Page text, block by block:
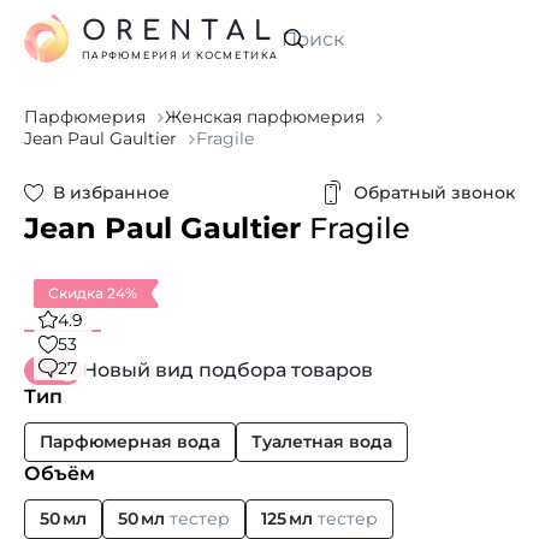
Искать
ORENTAL
ПАРФЮМЕРИЯ И КОСМЕТИКА
Парфюмерия
Женская парфюмерия
Jean Paul Gaultier
Fragile
В избранное Обратный звонок
Jean Paul Gaultier Fragile
Скидка 24%
4.9
53
27 Новый вид подбора товаров
Тип
Парфюмерная вода Туалетная вода
Объём
50 мл 50 мл тестер 125 мл тестер